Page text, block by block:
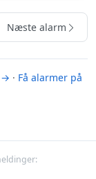
Næste alarm
→ · Få alarmer på